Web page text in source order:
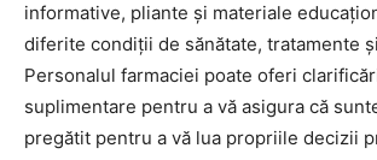
informative, pliante și materiale
diferite condiții de sănătate, tratamente
Personalul farmaciei poate oferi
suplimentare pentru a vă asigura că
pregătit pentru a vă lua propriile decizii